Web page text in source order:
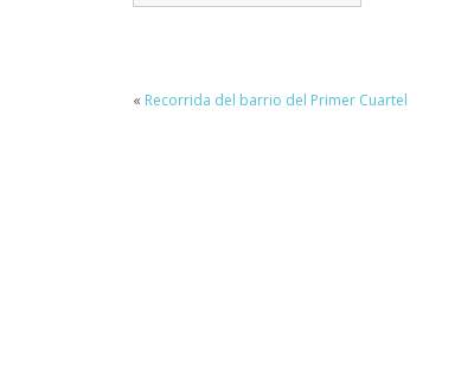
« Recorrida del barrio del Primer Cuartel